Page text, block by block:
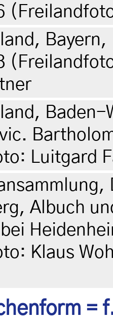
Luitgard
Albuch
Klaus
=